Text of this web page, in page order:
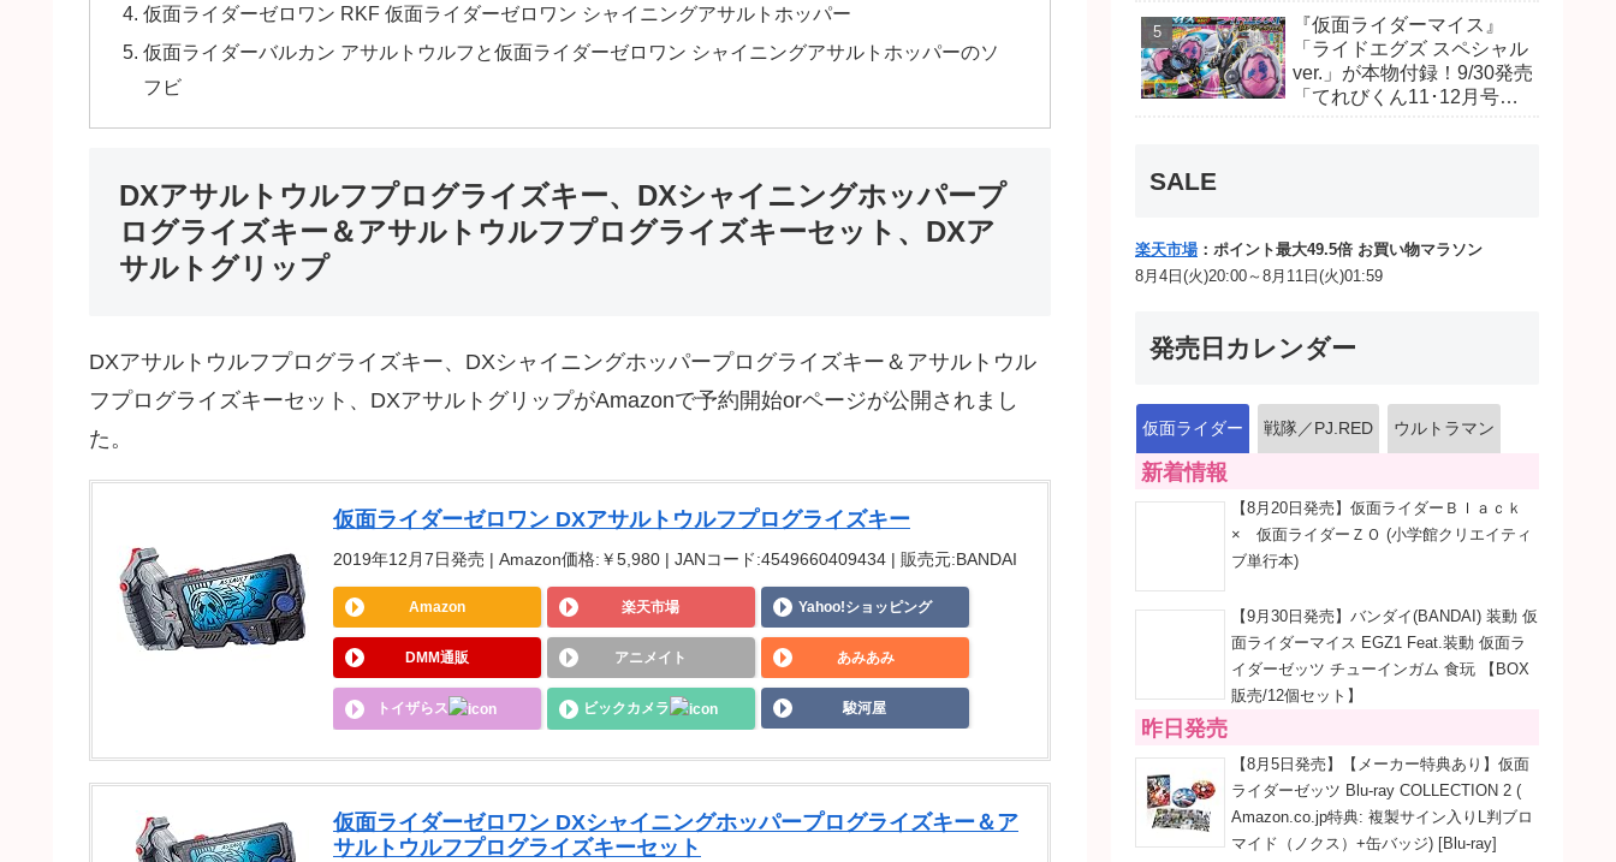
仮面ライダーゼロワン RKF 仮面ライダーゼロワン シャイニングアサルトホッパー
仮面ライダーバルカン アサルトウルフと仮面ライダーゼロワン シャイニングアサルトホッパーのソ
フビ
DXアサルトウルフプログライズキー、DXシャイニングホッパープ
ログライズキー＆アサルトウルフプログライズキーセット、DXア
サルトグリップ
DXアサルトウルフプログライズキー、DXシャイニングホッパープログライズキー＆アサルトウル
フプログライズキーセット、DXアサルトグリップがAmazonで予約開始orページが公開されまし
た。
仮面ライダーゼロワン DXアサルトウルフプログライズキー
2019年12月7日発売 | Amazon価格:￥5,980 | JANコード:4549660409434 | 販売元:BANDAI
Amazon 楽天市場 Yahoo!ショッピング
DMM通販 アニメイト あみあみ
トイザらス ビックカメラ 駿河屋
仮面ライダーゼロワン DXシャイニングホッパープログライズキー＆ア
サルトウルフプログライズキーセット
ッシュ、ジャオ/バイト、ケ
イ/ショットボーンバックル
も！
『仮面ライダーマイス』
「ライドエグズ スペシャル
ver.」が本物付録！9/30発売
「てれびくん11･12月号」
SALE
楽天市場 ：ポイント最大49.5倍 お買い物マラソン
8月4日(火)20:00～8月11日(火)01:59
発売日カレンダー
仮面ライダー 戦隊／PJ.RED ウルトラマン
新着情報
【8月20日発売】仮面ライダーＢｌａｃｋ
× 仮面ライダーＺＯ (小学館クリエイティ
ブ単行本)
【9月30日発売】バンダイ(BANDAI) 装動 仮
面ライダーマイス EGZ1 Feat.装動 仮面ラ
イダーゼッツ チューインガム 食玩 【BOX
販売/12個セット】
昨日発売
【8月5日発売】【メーカー特典あり】仮面
ライダーゼッツ Blu-ray COLLECTION 2 (
Amazon.co.jp特典: 複製サイン入りL判ブロ
マイド（ノクス）+缶バッジ) [Blu-ray]